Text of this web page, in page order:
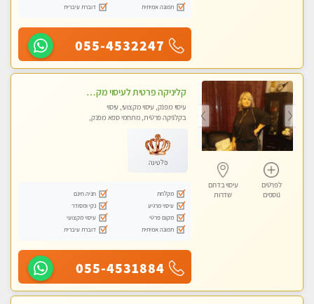
תמונה אמיתית
דוברת עיברית
055-4532247
לפרטים
נוספים
עיסוי בדרום
שדרות
קליניקה פרטית לעיסוי מקצועי ואלטרנטיבי ברמה גבוהה VIP תתקשר ..... highly recommended..new in the city
עיסוי מפנק, עיסוי מקצועי, עיסוי
בקלניקה פרטית, מתחמי ספא מפנק,
פלטינה
מקלחת
חניה חינם
עיסוי מרגיע
נקי ומסודר
מקום פרטי
עיסוי מקצועי
תמונה אמיתית
דוברת עיברית
055-4531884